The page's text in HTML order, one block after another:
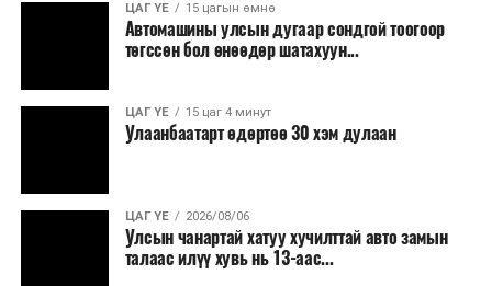
Түүнчлэн түлш, улаанбуудай, хүнсний ногооны нөөц
бүрдүүлэх зоорь, агуулах барих аж ахуйн нэгжүүдэд
ЦАГ ҮЕ 15 цагын өмнө
Автомашины улсын дугаар сондгой тоогоор
төгссөн бол өнөөдөр шатахуун...
ЦАГ ҮЕ 15 цаг 4 минут
Улаанбаатарт өдөртөө 30 хэм дулаан
ЦАГ ҮЕ 2026/08/06
Улсын чанартай хатуу хучилттай авто замын
талаас илүү хувь нь 13-аас...